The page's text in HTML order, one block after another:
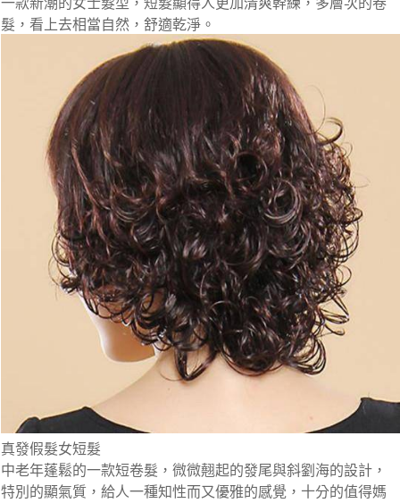
一款新潮的女士髮型，短髮顯得人更加清爽幹練，多層次的卷
髮，看上去相當自然，舒適乾淨。
真發假髮女短髮
中老年蓬鬆的一款短卷髮，微微翹起的發尾與斜劉海的設計，
特別的顯氣質，給人一種知性而又優雅的感覺，十分的值得媽